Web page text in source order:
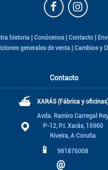
historia Conócenos Contacto
generales de venta
Cambios y
Contacto
⛴ XARÁS (Fábrica y
Avda. Ramiro Carregal
P-12, P.I. Xarás, 15960
Riveira, A Coruña
📱 981876008
@